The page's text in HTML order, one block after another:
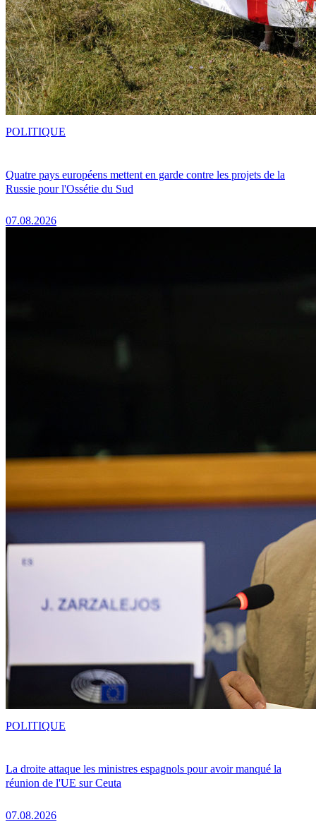
Quatre pays européens mettent en garde contre les projets de la
Russie pour l'Ossétie du Sud
07.08.2026
POLITIQUE
La droite attaque les ministres espagnols pour avoir manqué la
réunion de l'UE sur Ceuta
07.08.2026
POLITIQUE